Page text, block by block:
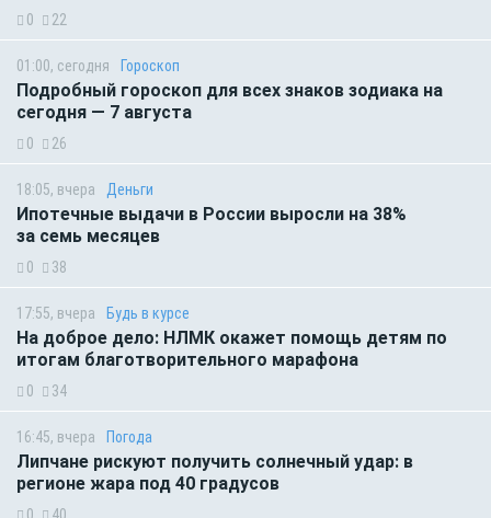
0 22
01:00, сегодня Гороскоп
Подробный гороскоп для всех знаков зодиака на
сегодня — 7 августа
0 26
18:05, вчера Деньги
Ипотечные выдачи в России выросли на 38%
за семь месяцев
0 38
17:55, вчера Будь в курсе
На доброе дело: НЛМК окажет помощь детям по
итогам благотворительного марафона
0 34
16:45, вчера Погода
Липчане рискуют получить солнечный удар: в
регионе жара под 40 градусов
0 40